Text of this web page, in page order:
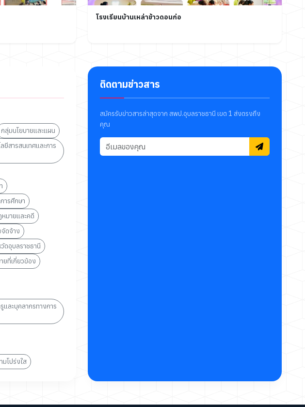
โรงเรียนบ้านเหล่าข้าวดอนก่อ
กลุ่มนโยบายและแผน
ยีสารสนเทศและการ
ารศึกษา
มายและคดี
ดจ้าง
ดอุบลราชธานี
ยที่เกี่ยวข้อง
และบุคลากรทางการ
มโปร่งใส
ติดตามข่าวสาร
สมัครรับข่าวสารล่าสุดจาก สพป.อุบลราชธานี เขต 1 ส่งตรงถึง
คุณ